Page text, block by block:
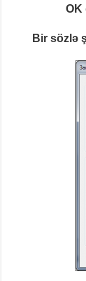
OK
Bir sözlə